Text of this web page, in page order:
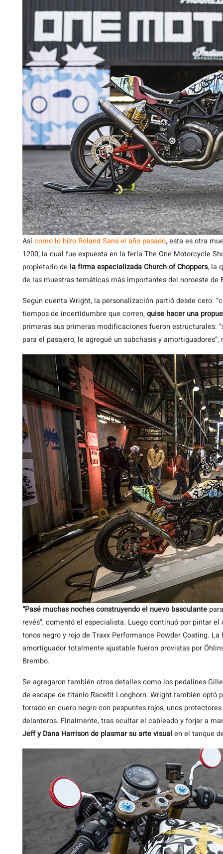
Asícomo lo hizo Roland Sans el año pasado, esta es otra
1200, la cual fue expuesta en la feria The One Motorcycle
propietario de la firma especializada Church of Choppers, la
de las muestras temáticas más importantes del noroeste de
Según cuenta Wright, la personalización partió desde cero:
tiempos de incertidumbre que corren,quise hacer una
primeras sus primeras modificaciones fueron estructurales:
para el pasajero, le agregué un subchasis y amortiguadores”,
“Pasé muchas noches construyendo el nuevo basculante
revés”, comentó el especialista. Luego continuó por pintar
tonos negro y rojo de Traxx Performance Powder Coating.
amortiguador totalmente ajustable fueron provistas por
Brembo.
Se agregaron también otros detalles como los pedalines
de escape de titanio Racefit Longhorn. Wright también optó
forrado en cuero negro con pespuntes rojos, unos
delanteros. Finalmente, tras ocultar el cableado y forjar a
Jeff y Dana Harrison de plasmar su arte visual en el tanque